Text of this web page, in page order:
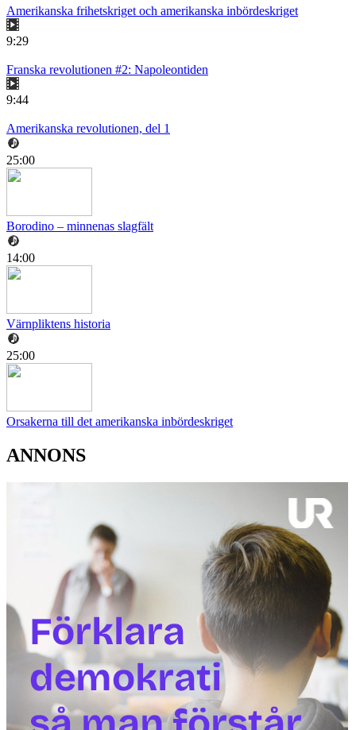
Amerikanska frihetskriget och amerikanska inbördeskriget
9:29
Franska revolutionen #2: Napoleontiden
9:44
Amerikanska revolutionen, del 1
25:00
Borodino – minnenas slagfält
14:00
Värnpliktens historia
25:00
Orsakerna till det amerikanska inbördeskriget
ANNONS